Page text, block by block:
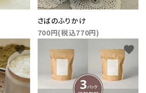
さばのふりかけ
700円(税込770円)
favorite favorite